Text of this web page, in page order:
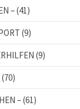
–(41)
(9)
(9)
(70)
–(61)